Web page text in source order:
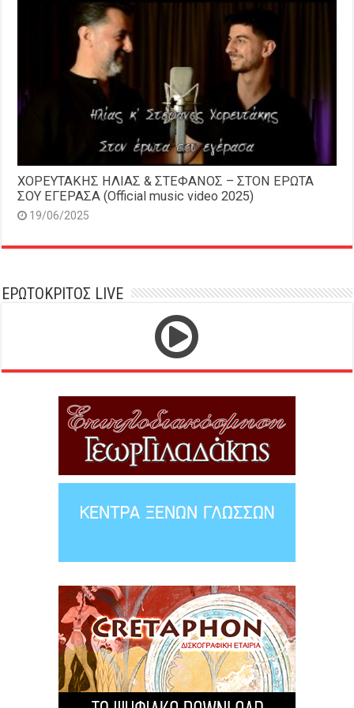
ΧΟΡΕΥΤΑΚΗΣ ΗΛΙΑΣ & ΣΤΕΦΑΝΟΣ – ΣΤΟΝ ΕΡΩΤΑ
ΣΟΥ ΕΓΕΡΑΣΑ (Official music video 2025)
19/06/2025
ΕΡΩΤΟΚΡΙΤΟΣ LIVE